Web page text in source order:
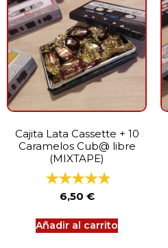
Cajita Lata Cassette + 10
Caramelos Cub@ libre
(MIXTAPE)
6,50 €
Añadir al carrito